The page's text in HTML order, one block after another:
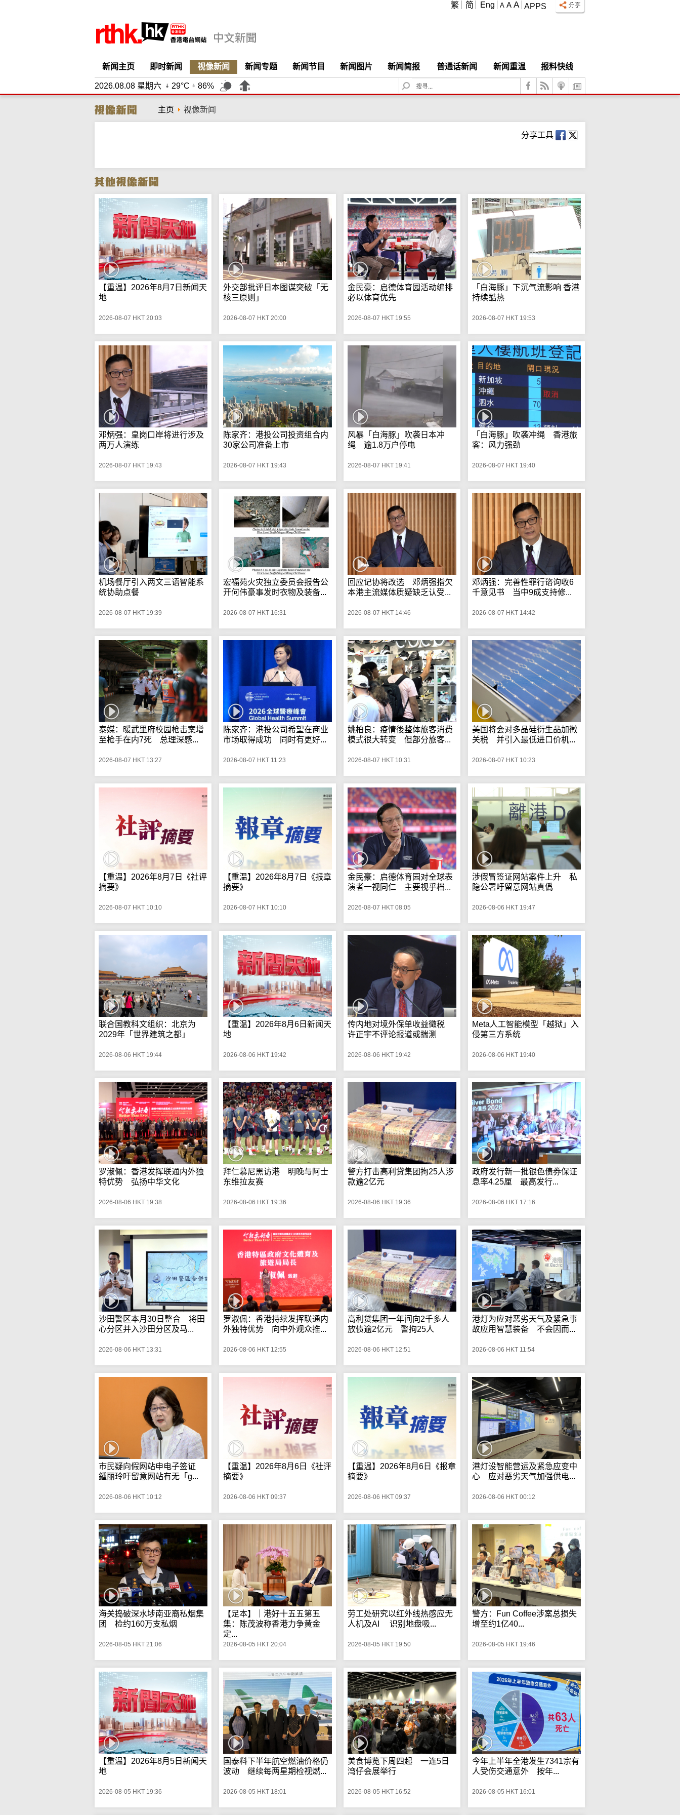
APPS
A A A
繁 简 Eng
新闻主页 即时新闻 视像新闻 新闻专题 新闻节目 新闻图片 新闻简报 普通话新闻 新闻重温 报料快线
2026.08.08 星期六 29°C 86%
S
e
c
主页 视像新闻
分享工具
【重温】2026年8月7日新闻天
地
2026-08-07 HKT 20:03
外交部批评日本图谋突破「无
核三原则」
2026-08-07 HKT 20:00
金民豪：启德体育园活动编排
必以体育优先
2026-08-07 HKT 19:55
「白海豚」下沉气流影响 香港
持续酷热
2026-08-07 HKT 19:53
邓炳强：皇岗口岸将进行涉及
两万人演练
2026-08-07 HKT 19:43
陈家齐：港投公司投资组合内
30家公司准备上市
2026-08-07 HKT 19:43
风暴「白海豚」吹袭日本冲
绳 逾1.8万户停电
2026-08-07 HKT 19:41
「白海豚」吹袭冲绳 香港旅
客：风力强劲
2026-08-07 HKT 19:40
机场餐厅引入两文三语智能系
统协助点餐
2026-08-07 HKT 19:39
宏福苑火灾独立委员会报告公
开何伟豪事发时衣物及装备...
2026-08-07 HKT 16:31
回应记协将改选 邓炳强指欠
本港主流媒体质疑缺乏认受...
2026-08-07 HKT 14:46
邓炳强：完善性罪行谘询收6
千意见书 当中9成支持修...
2026-08-07 HKT 14:42
泰媒：暖武里府校园枪击案增
至枪手在内7死 总理深感...
2026-08-07 HKT 13:27
陈家齐：港投公司希望在商业
市场取得成功 同时有更好...
2026-08-07 HKT 11:23
姚柏良：疫情後整体旅客消费
模式很大转变 但部分旅客...
2026-08-07 HKT 10:31
美国将会对多晶硅衍生品加徵
关税 并引入最低进口价机...
2026-08-07 HKT 10:23
【重温】2026年8月7日《社评
摘要》
2026-08-07 HKT 10:10
【重温】2026年8月7日《报章
摘要》
2026-08-07 HKT 10:10
金民豪：启德体育园对全球表
演者一视同仁 主要视乎档...
2026-08-07 HKT 08:05
涉假冒签证网站案件上升 私
隐公署吁留意网站真僞
2026-08-06 HKT 19:47
联合国教科文组织：北京为
2029年「世界建筑之都」
2026-08-06 HKT 19:44
【重温】2026年8月6日新闻天
地
2026-08-06 HKT 19:42
传内地对境外保单收益徵税
许正宇不评论报道或揣测
2026-08-06 HKT 19:42
Meta人工智能模型「越狱」入
侵第三方系统
2026-08-06 HKT 19:40
罗淑佩：香港发挥联通内外独
特优势 弘扬中华文化
2026-08-06 HKT 19:38
拜仁慕尼黑访港 明晚与阿士
东维拉友赛
2026-08-06 HKT 19:36
警方打击高利贷集团拘25人涉
款逾2亿元
2026-08-06 HKT 19:36
政府发行新一批银色债券保证
息率4.25厘 最高发行...
2026-08-06 HKT 17:16
沙田警区本月30日整合 将田
心分区并入沙田分区及马...
2026-08-06 HKT 13:31
罗淑佩：香港持续发挥联通内
外独特优势 向中外观众推...
2026-08-06 HKT 12:55
高利贷集团一年间向2千多人
放债逾2亿元 警拘25人
2026-08-06 HKT 12:51
港灯为应对恶劣天气及紧急事
故应用智慧装备 不会因而...
2026-08-06 HKT 11:54
巿民疑向假网站申电子签证
鍾丽玲吁留意网站有无「g...
2026-08-06 HKT 10:12
【重温】2026年8月6日《社评
摘要》
2026-08-06 HKT 09:37
【重温】2026年8月6日《报章
摘要》
2026-08-06 HKT 09:37
港灯设智能营运及紧急应变中
心 应对恶劣天气加强供电...
2026-08-06 HKT 00:12
海关捣破深水埗南亚裔私烟集
团 检约160万支私烟
2026-08-05 HKT 21:06
【足本】｜港好十五五第五
集：陈茂波称香港力争黄金
定...
2026-08-05 HKT 20:04
劳工处研究以红外线热感应无
人机及AI 识别地盘吸...
2026-08-05 HKT 19:50
警方：Fun Coffee涉案总损失
增至约1亿40...
2026-08-05 HKT 19:46
【重温】2026年8月5日新闻天
地
2026-08-05 HKT 19:36
国泰料下半年航空燃油价格仍
波动 继续每两星期检视燃...
2026-08-05 HKT 18:01
美食博览下周四起 一连5日
湾仔会展举行
2026-08-05 HKT 16:52
今年上半年全港发生7341宗有
人受伤交通意外 按年...
2026-08-05 HKT 16:01